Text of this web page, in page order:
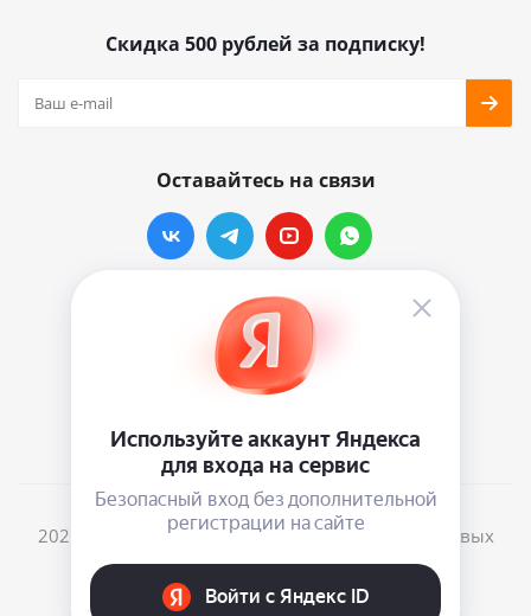
Скидка 500 рублей за подписку!
Оставайтесь на связи
Наши контакты
info@vinylmarkt.ru
2026 © Винилмаркт - интернет-магазин виниловых
пластинок